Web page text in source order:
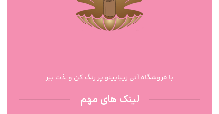
با فروشگاه آتی زیباییتو پر رنگ کن و لذت ببر
لینک های مهم